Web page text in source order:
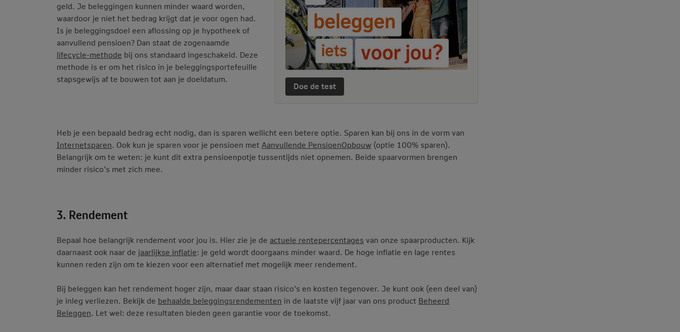
geld. Je beleggingen kunnen minder waard worden,
waardoor je niet het bedrag krijgt dat je voor ogen had.
Is je beleggingsdoel een aflossing op je hypotheek of
aanvullend pensioen? Dan staat de zogenaamde
lifecycle-methode bij ons standaard ingeschakeld. Deze
methode is er om het risico in je beleggingsportefeuille
stapsgewijs af te bouwen tot aan je doeldatum.
Doe de test
Heb je een bepaald bedrag echt nodig, dan is sparen wellicht een betere optie. Sparen kan bij ons in de vorm van
Internetsparen. Ook kun je sparen voor je pensioen met Aanvullende PensioenOpbouw (optie 100% sparen).
Belangrijk om te weten: je kunt dit extra pensioenpotje tussentijds niet opnemen. Beide spaarvormen brengen
minder risico’s met zich mee.
3. Rendement
Bepaal hoe belangrijk rendement voor jou is. Hier zie je de actuele rentepercentages van onze spaarproducten. Kijk
daarnaast ook naar de jaarlijkse inflatie: je geld wordt doorgaans minder waard. De hoge inflatie en lage rentes
kunnen reden zijn om te kiezen voor een alternatief met mogelijk meer rendement.
Bij beleggen kan het rendement hoger zijn, maar daar staan risico’s en kosten tegenover. Je kunt ook (een deel van)
je inleg verliezen. Bekijk de behaalde beleggingsrendementen in de laatste vijf jaar van ons product Beheerd
Beleggen. Let wel: deze resultaten bieden geen garantie voor de toekomst.